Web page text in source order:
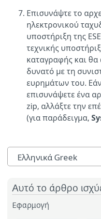
Επισυνάψτε το
ηλεκτρονικού
υποστήριξη της
τεχνικής
καταγραφής και
δυνατό με τη
ευρημάτων του.
επισυνάψετε ένα
zip, αλλάξτε την
(για παράδειγμα,
Ελληνικά Greek
Αυτό το άρθρο
Εφαρμογή